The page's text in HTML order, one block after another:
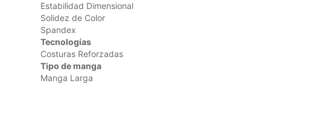
Estabilidad Dimensional
Solidez de Color
Spandex
Tecnologías
Costuras Reforzadas
Tipo de manga
Manga Larga